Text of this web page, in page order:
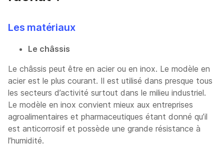
Les matériaux
Le châssis
Le châssis peut être en acier ou en inox. Le modèle en
acier est le plus courant. Il est utilisé dans presque tous
les secteurs d’activité surtout dans le milieu industriel.
Le modèle en inox convient mieux aux entreprises
agroalimentaires et pharmaceutiques étant donné qu’il
est anticorrosif et possède une grande résistance à
l’humidité.